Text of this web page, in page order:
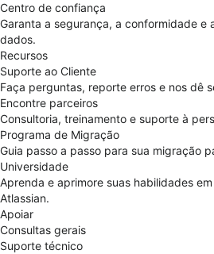
Centro de confiança
Garanta a segurança, a conformidade e
dados.
Recursos
Suporte ao Cliente
Faça perguntas, reporte erros e nos dê
Encontre parceiros
Consultoria, treinamento e suporte à
Programa de Migração
Guia passo a passo para sua migração
Universidade
Aprenda e aprimore suas habilidades
Atlassian.
Apoiar
Consultas gerais
Suporte técnico